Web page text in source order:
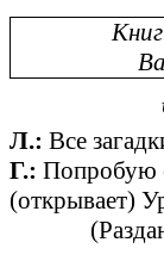
Л.: Все
Г.: Попробую
(открывает)